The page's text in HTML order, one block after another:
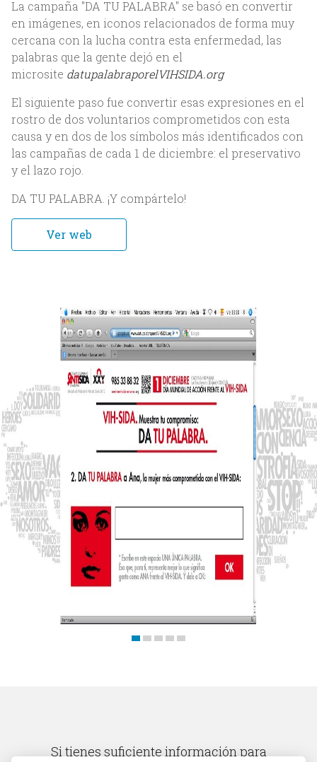
Inicio
Nosotros
Equipo
Blog
Contacto
La campaña "DA TU PALABRA" se basó en convertir
en imágenes, en iconos relacionados de forma muy
cercana con la lucha contra esta enfermedad, las
palabras que la gente dejó en el
microsite datupalabraporelVIHSIDA.org
El siguiente paso fue convertir esas expresiones en el
rostro de dos voluntarios comprometidos con esta
causa y en dos de los símbolos más identificados con
las campañas de cada 1 de diciembre: el preservativo
y el lazo rojo.
DA TU PALABRA. ¡Y compártelo!
Ver web
Si tienes suficiente información para